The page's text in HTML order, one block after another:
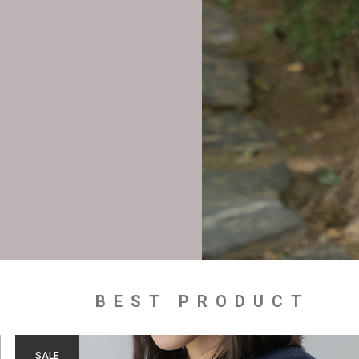
BEST PRODUCT
SALE